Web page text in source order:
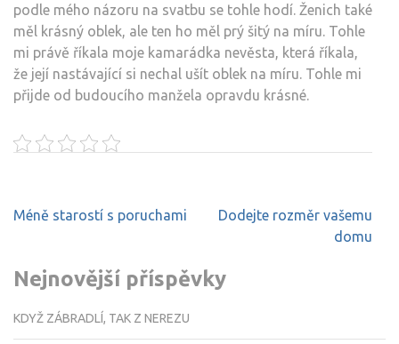
podle mého názoru na svatbu se tohle hodí. Ženich také
měl krásný oblek, ale ten ho měl prý šitý na míru. Tohle
mi právě říkala moje kamarádka nevěsta, která říkala,
že její nastávající si nechal ušít oblek na míru. Tohle mi
přijde od budoucího manžela opravdu krásné.
Navigace
Méně starostí s poruchami
Dodejte rozměr vašemu
domu
Nejnovější příspěvky
KDYŽ ZÁBRADLÍ, TAK Z NEREZU